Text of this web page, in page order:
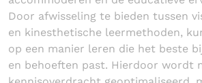
Door afwisseling te bieden tussen
en kinesthetische leermethoden,
op een manier leren die het beste
en behoeften past. Hierdoor wordt